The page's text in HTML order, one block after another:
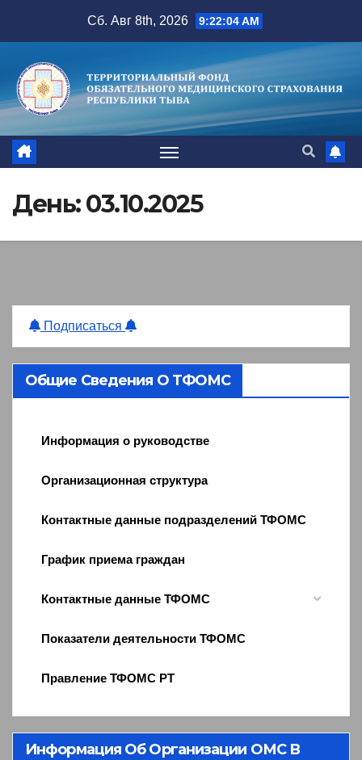
содержимому
Сб. Авг 8th, 2026 9:22:05 AM
День:03.10.2025
Подписаться
Общие Сведения О ТФОМС
Информация о руководстве
Организационная структура
Контактные данные подразделений ТФОМС
График приема граждан
Контактные данные ТФОМС
Показатели деятельности ТФОМС
Правление ТФОМС РТ
Информация Об Организации ОМС В